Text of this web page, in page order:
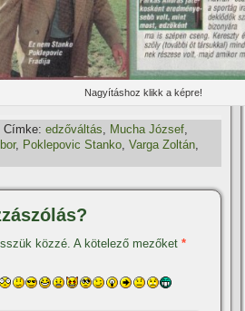
Nagyí­táshoz klikk a képre!
Címke: edzőváltás Mucha József
, Poklepovic Stanko,Varga Zoltán,
közzé. A kötelező mezőket*